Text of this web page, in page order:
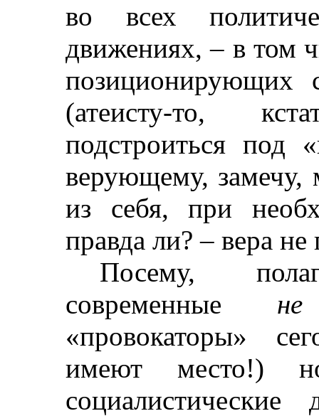
во всех
движениях, – в том
позиционирующих
(атеисту-то,
подстроиться под
верующему, замечу,
из себя, при
правда ли? – вера не
Посему,
современные не
«провокаторы»
имеют место!)